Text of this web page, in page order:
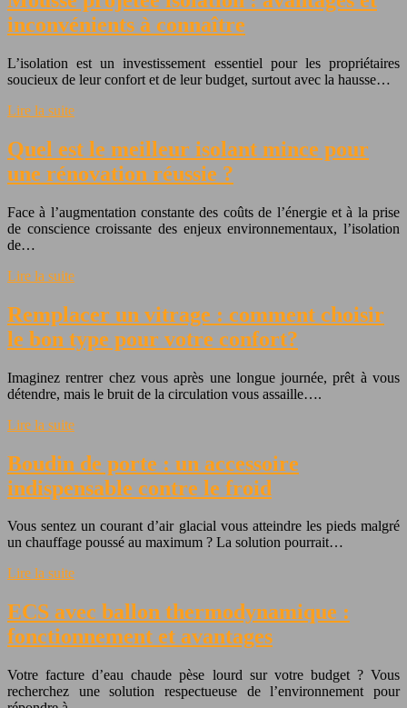
inconvénients à connaître
L’isolation est un investissement essentiel pour les propriétaires
soucieux de leur confort et de leur budget, surtout avec la hausse…
Lire la suite
Quel est le meilleur isolant mince pour
une rénovation réussie ?
Face à l’augmentation constante des coûts de l’énergie et à la prise
de conscience croissante des enjeux environnementaux, l’isolation
de…
Lire la suite
Remplacer un vitrage : comment choisir
le bon type pour votre confort?
Imaginez rentrer chez vous après une longue journée, prêt à vous
détendre, mais le bruit de la circulation vous assaille….
Lire la suite
Boudin de porte : un accessoire
indispensable contre le froid
Vous sentez un courant d’air glacial vous atteindre les pieds malgré
un chauffage poussé au maximum ? La solution pourrait…
Lire la suite
ECS avec ballon thermodynamique :
fonctionnement et avantages
Votre facture d’eau chaude pèse lourd sur votre budget ? Vous
recherchez une solution respectueuse de l’environnement pour